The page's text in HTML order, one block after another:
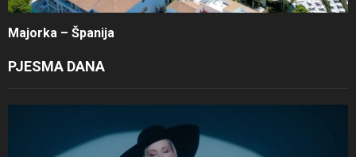
Majorka – Španija
PJESMA DANA